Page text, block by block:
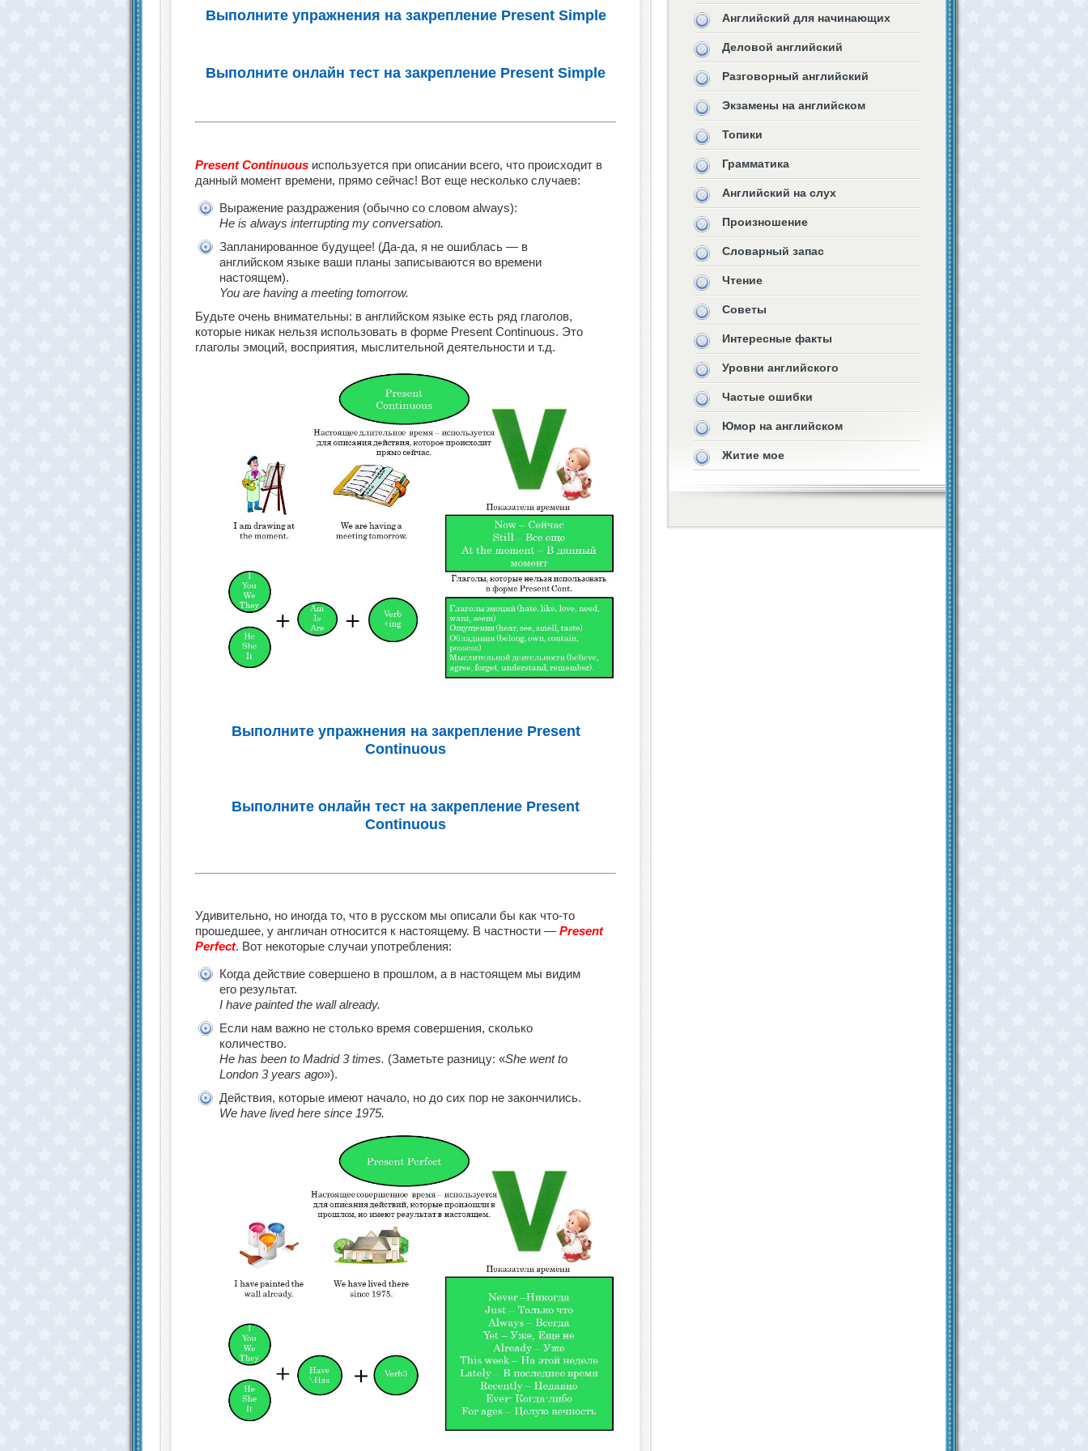
Выполните упражнения на закрепление Present Simple
Выполните онлайн тест на закрепление Present Simple
Present Continuous используется при описании всего, что происходит в
данный момент времени, прямо сейчас! Вот еще несколько случаев:
Выражение раздражения (обычно со словом always):
He is always interrupting my conversation.
Запланированное будущее! (Да-да, я не ошиблась — в
английском языке ваши планы записываются во времени
настоящем).
You are having a meeting tomorrow.
Будьте очень внимательны: в английском языке есть ряд глаголов,
которые никак нельзя использовать в форме Present Continuous. Это
глаголы эмоций, восприятия, мыслительной деятельности и т.д.
Выполните упражнения на закрепление Present
Continuous
Выполните онлайн тест на закрепление Present
Continuous
Удивительно, но иногда то, что в русском мы описали бы как что-то
прошедшее, у англичан относится к настоящему. В частности — Present
Perfect. Вот некоторые случаи употребления:
Когда действие совершено в прошлом, а в настоящем мы видим
его результат.
I have painted the wall already.
Если нам важно не столько время совершения, сколько
количество.
He has been to Madrid 3 times. (Заметьте разницу: «She went to
London 3 years ago»).
Действия, которые имеют начало, но до сих пор не закончились.
We have lived here since 1975.
Английский для начинающих
Деловой английский
Разговорный английский
Экзамены на английском
Топики
Грамматика
Английский на слух
Произношение
Словарный запас
Чтение
Советы
Интересные факты
Уровни английского
Частые ошибки
Юмор на английском
Житие мое